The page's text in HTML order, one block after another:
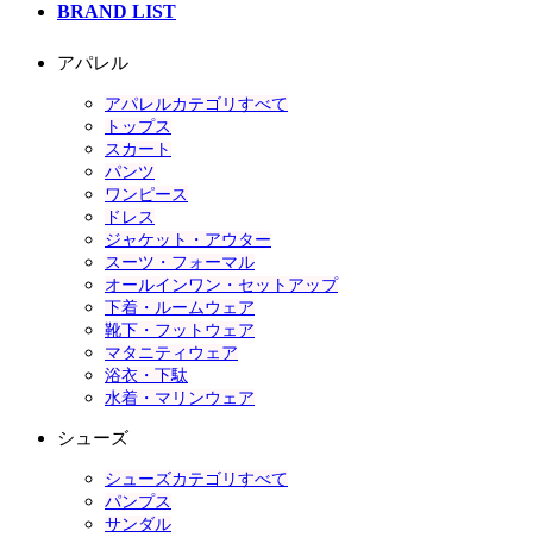
BRAND LIST
アパレル
アパレルカテゴリすべて
トップス
スカート
パンツ
ワンピース
ドレス
ジャケット・アウター
スーツ・フォーマル
オールインワン・セットアップ
下着・ルームウェア
靴下・フットウェア
マタニティウェア
浴衣・下駄
水着・マリンウェア
シューズ
シューズカテゴリすべて
パンプス
サンダル